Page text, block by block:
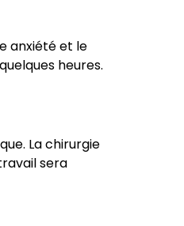
anxiété et le
heures.
La chirurgie
sera